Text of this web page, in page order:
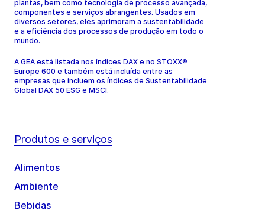
plantas, bem como tecnologia de processo avançada,
componentes e serviços abrangentes. Usados em
diversos setores, eles aprimoram a sustentabilidade
e a eficiência dos processos de produção em todo o
mundo.
A GEA está listada nos índices DAX e no STOXX®
Europe 600 e também está incluída entre as
empresas que incluem os índices de Sustentabilidade
Global DAX 50 ESG e MSCI.
Produtos e serviços
Alimentos
Ambiente
Bebidas